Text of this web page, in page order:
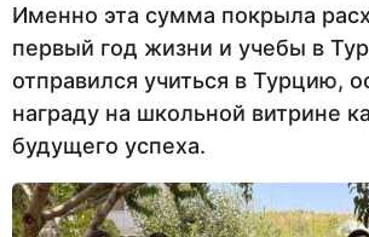
Именно эта сумма покрыла
первый год жизни и учебы в
отправился учиться в Турцию,
награду на школьной витрине
будущего успеха.